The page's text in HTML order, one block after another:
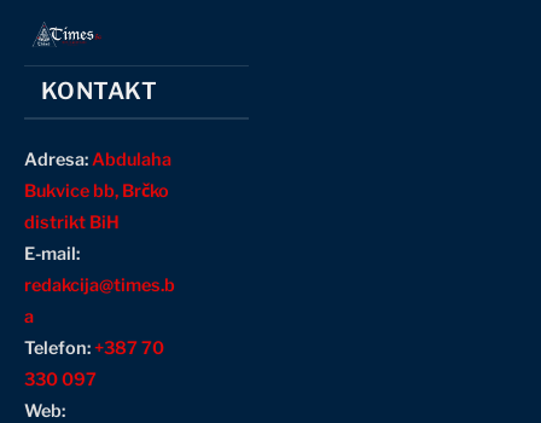
KONTAKT
Adresa: Abdulaha
Bukvice bb, Brčko
distrikt BiH
E-mail:
redakcija@times.b
a
Telefon:+387 70
330 097
Web: